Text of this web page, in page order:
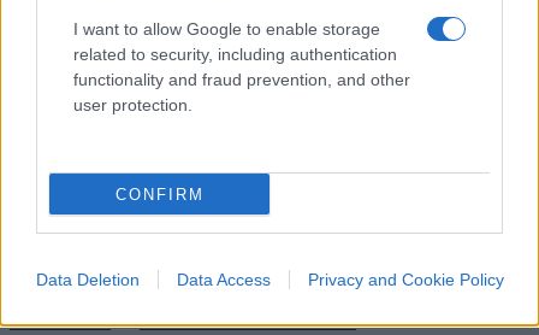
I want to allow Google to enable storage
related to security, including authentication
functionality and fraud prevention, and other
user protection.
CONFIRM
Data Deletion Data Access Privacy and Cookie Policy
doppiopesismo è sotto gli occhi di tutti: il
baricentro della polemica si sta spostando sul
carabiniere che ha girato il video poi diffuso in
rete, mentre sulla Apostolico è solo il centrodestra
magistratura.
#GIUSTIZIA #IOLANDA APOSTOLICO